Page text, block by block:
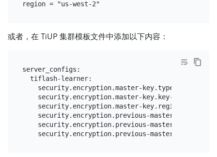
或者，在 TiUP 集群模板文件中添加以下内容：
server_configs:
  tiflash-learner:
    security.encryption.master-key.type: "kms"
security.encryption.master-key.key-id:
security.encryption.master-key.region: "us-
security.encryption.previous-master-key.type:
security.encryption.previous-master-key.key-